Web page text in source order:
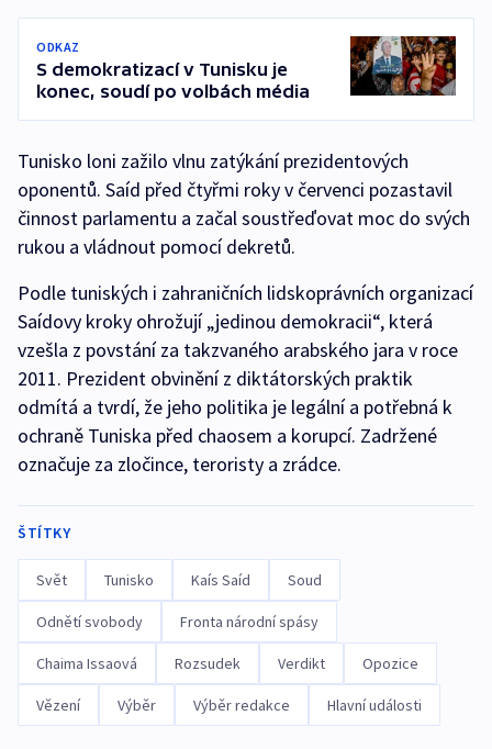
ODKAZ
S demokratizací v Tunisku je
konec, soudí po volbách média
Tunisko loni zažilo vlnu zatýkání prezidentových
oponentů. Saíd před čtyřmi roky v červenci pozastavil
činnost parlamentu a začal soustřeďovat moc do svých
rukou a vládnout pomocí dekretů.
Podle tuniských i zahraničních lidskoprávních organizací
Saídovy kroky ohrožují „jedinou demokracii“, která
vzešla z povstání za takzvaného arabského jara v roce
2011. Prezident obvinění z diktátorských praktik
odmítá a tvrdí, že jeho politika je legální a potřebná k
ochraně Tuniska před chaosem a korupcí. Zadržené
označuje za zločince, teroristy a zrádce.
ŠTÍTKY
Svět Tunisko Kaís Saíd Soud
Odnětí svobody Fronta národní spásy
Chaima Issaová Rozsudek Verdikt Opozice
Vězení Výběr Výběr redakce Hlavní události